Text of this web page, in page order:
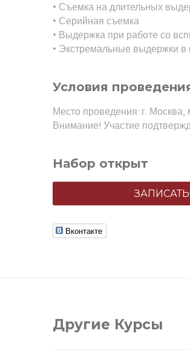
• Съемка на длительных
• Серийная съемка
• Выдержка при работе со
• Экстремальные выдержки в
Условия
Место проведения: г.
Внимание! Участие
Набор открыт
Вконтакте
Другие Курсы